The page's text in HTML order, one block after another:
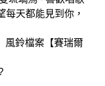
每天都能見到你，
鈴檔案【賽瑞爾